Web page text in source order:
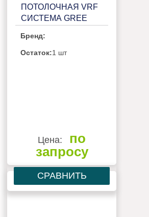
ПОТОЛОЧНАЯ VRF
СИСТЕМА GREE
Бренд:
Остаток:1 шт
Цена:
по
запросу
СРАВНИТЬ